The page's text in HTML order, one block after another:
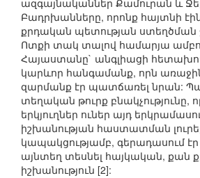
ազգայնականներ Քամուրան և
Բադրխանները, որոնք հայտնի
քրդական պետության
Ոտքի տակ տալով համարյա
Հայաստանը` անգլիացի
կարևոր հանգամանք, որն
զարմանք էր պատճառել նրան:
տեղական թուրք բնակչությունը,
երկյուղներ ուներ այդ
իշխանության հաստատման
կապակցությամբ, գերադասում էր
այնտեղ տեսնել հայկական, քան
իշխանություն [2]: